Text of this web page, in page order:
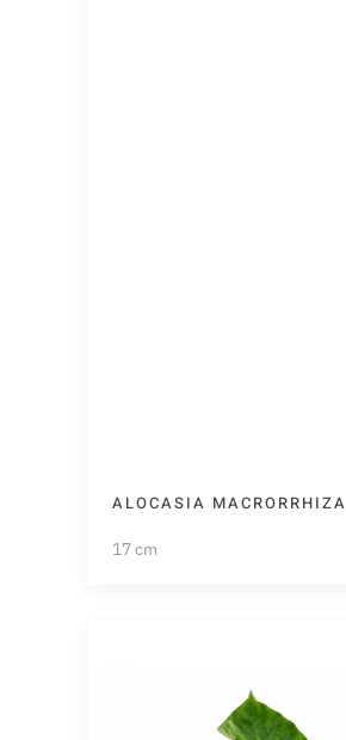
ALOCASIA MACRORRHIZA
17 cm